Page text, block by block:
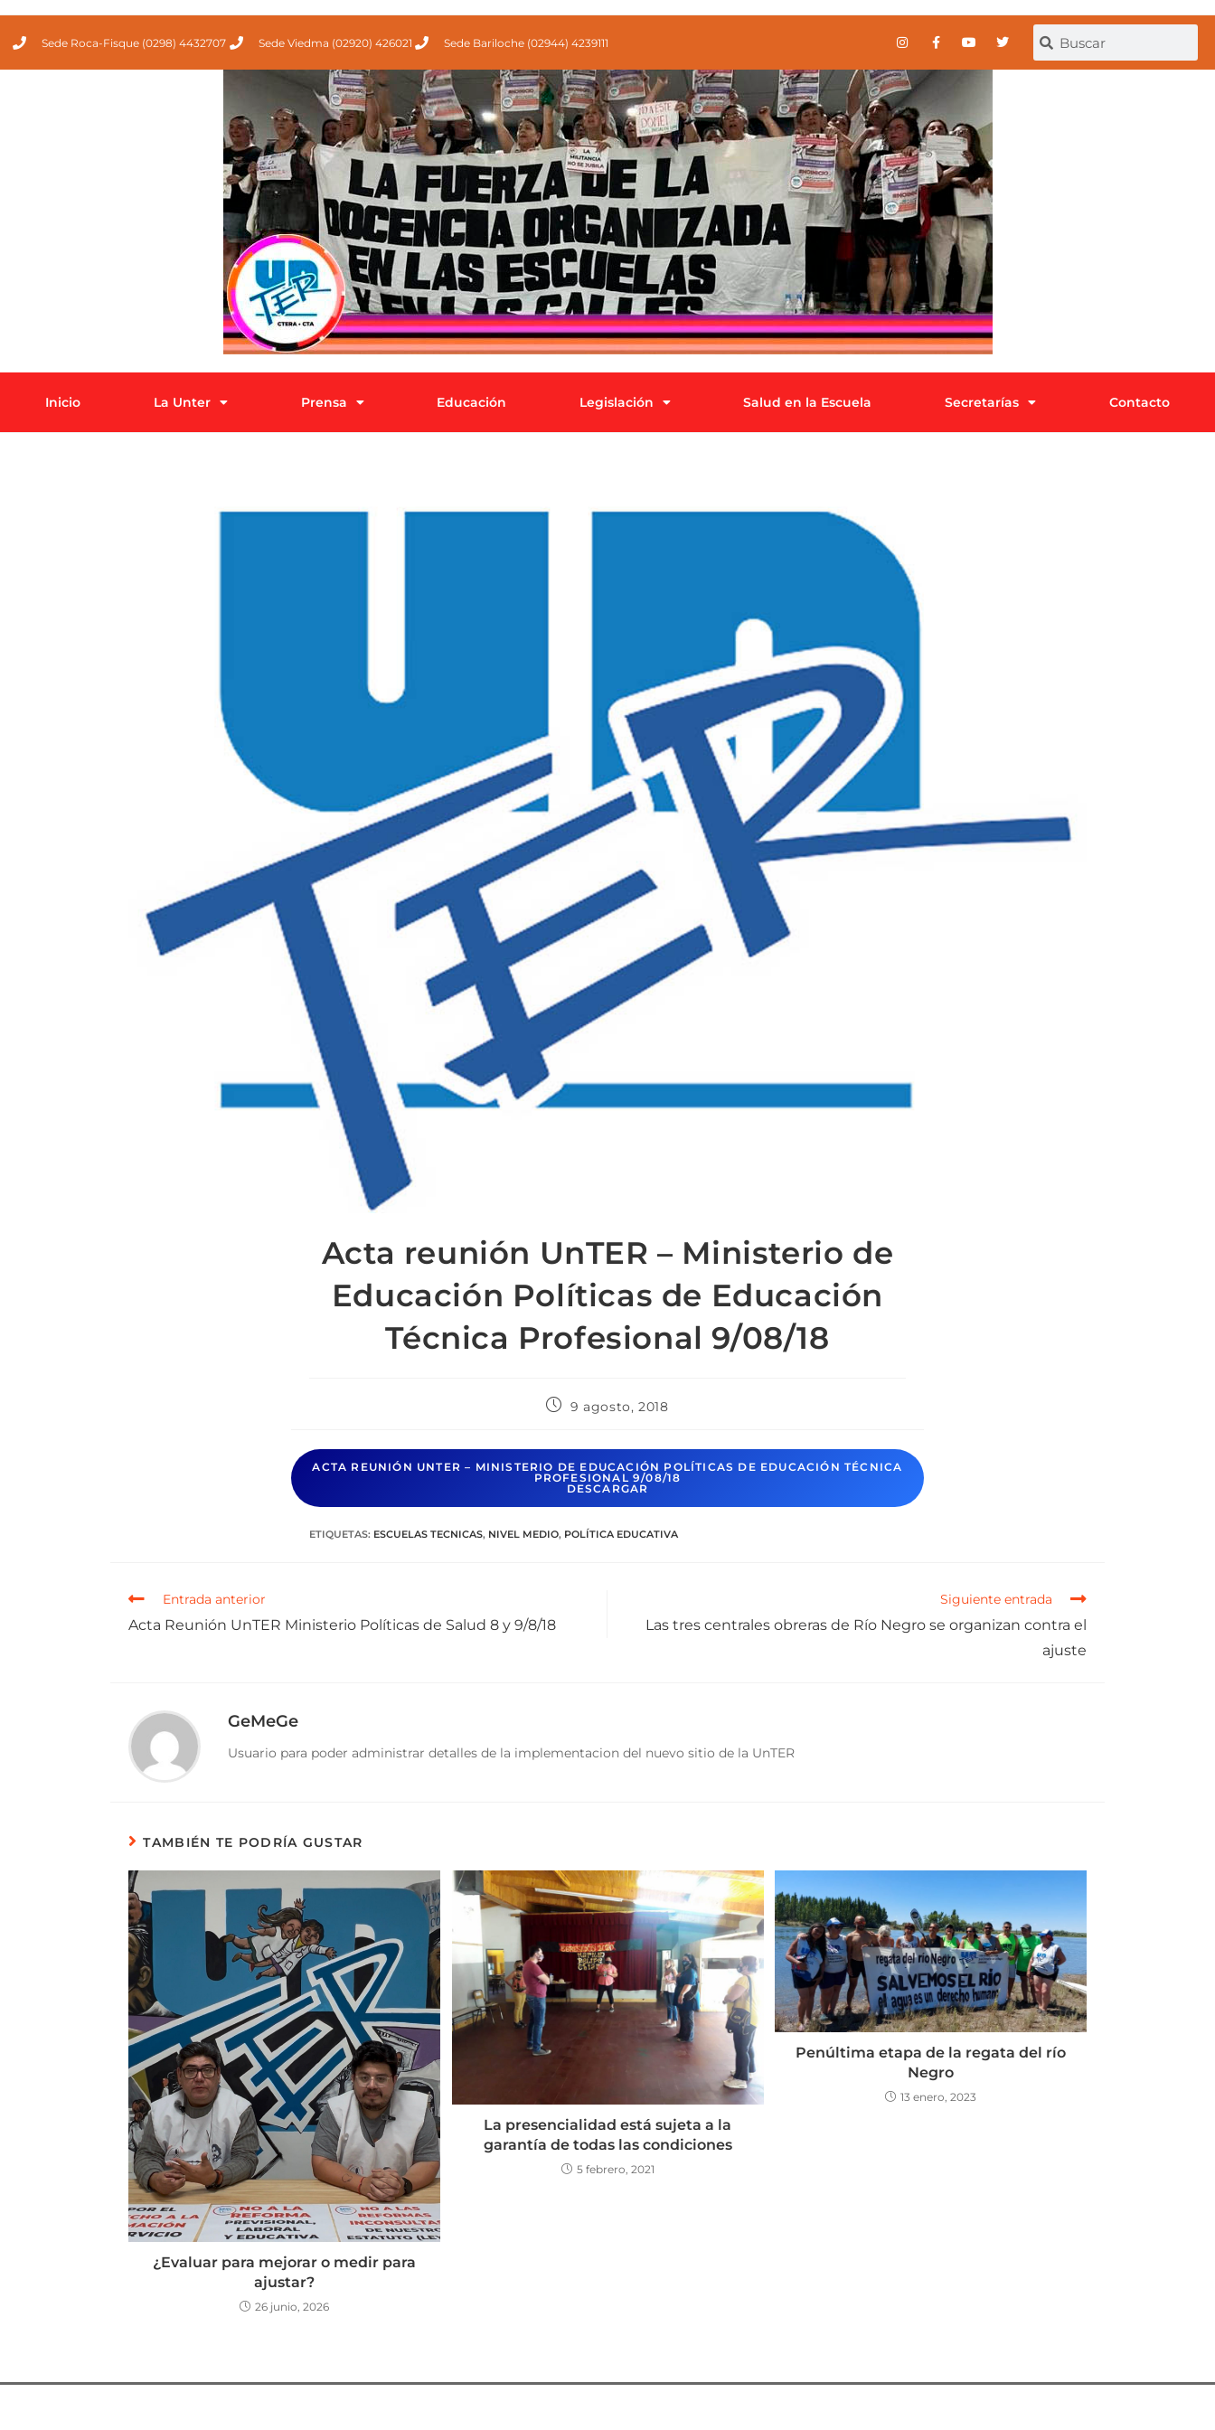
Sede Roca-Fisque (0298) 4432707 Sede Viedma (02920) 426021 Sede Bariloche (02944) 4239111
Inicio La Unter Prensa Educación Legislación Salud en la Escuela Secretarías Contacto
Acta reunión UnTER – Ministerio de
Educación Políticas de Educación
Técnica Profesional 9/08/18
9 agosto, 2018
ACTA REUNIÓN UNTER – MINISTERIO DE EDUCACIÓN POLÍTICAS DE EDUCACIÓN TÉCNICA
PROFESIONAL 9/08/18
DESCARGAR
ETIQUETAS: ESCUELAS TECNICAS, NIVEL MEDIO, POLÍTICA EDUCATIVA
Entrada anterior
Acta Reunión UnTER Ministerio Políticas de Salud 8 y 9/8/18
Siguiente entrada
Las tres centrales obreras de Río Negro se organizan contra el
ajuste
GeMeGe
Usuario para poder administrar detalles de la implementacion del nuevo sitio de la UnTER
TAMBIÉN TE PODRÍA GUSTAR
¿Evaluar para mejorar o medir para
ajustar?
26 junio, 2026
La presencialidad está sujeta a la
garantía de todas las condiciones
5 febrero, 2021
Penúltima etapa de la regata del río
Negro
13 enero, 2023